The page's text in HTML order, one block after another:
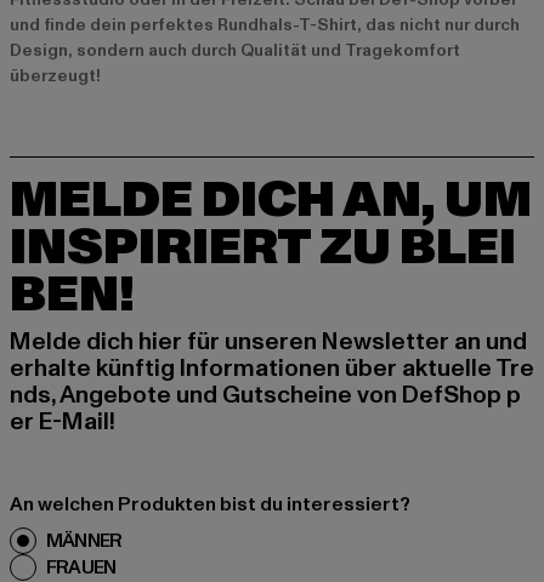
und finde dein perfektes Rundhals-T-Shirt, das nicht nur durch
Design, sondern auch durch Qualität und Tragekomfort
überzeugt!
MELDE DICH AN, UM
INSPIRIERT ZU BLEI
BEN!
Melde dich hier für unseren Newsletter an und
erhalte künftig Informationen über aktuelle Tre
nds, Angebote und Gutscheine von DefShop p
er E-Mail!
An welchen Produkten bist du interessiert?
MÄNNER
FRAUEN